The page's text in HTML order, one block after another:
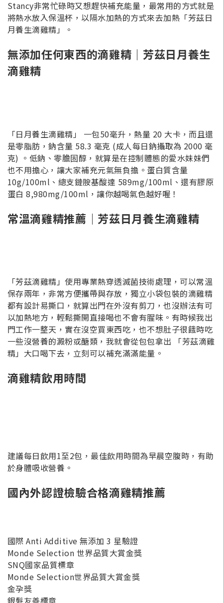
Stancy非常忙碌時又想趕快補充能量，最常用的方式就是
將熱水放入保溫杯，以隔水加熱的方式來去加熱「芳茲日
月養生滴雞精」。
無添加任何東西的滴雞精｜芳茲日月養生
滴雞精
「日月養生滴雞精」 一包50毫升，熱量 20 大卡，而且還
是零脂肪，鈉含量 58.3 毫克 (成人每日鈉攝取為 2000 毫
克) 。低鈉、零膽固醇，就算是在控制體態的愛水妹妹們
也不用擔心，讓大家補充元氣無負擔。蛋白質含量
10g/100ml、總支鏈胺基酸達 589mg/100ml、還有膠原
蛋白 8,980mg/100ml，讓你越喝氣色越好喔！
常溫滴雞精推薦｜芳茲日月養生滴雞精
「芳茲滴雞精」使用專業熱穿透滅菌技術處理，可以常溫
保存兩年，非常方便攜帶與存放，獨立小袋包裝的滴雞精
都有設計易撕口，就算出門在外沒有剪刀，也沒辦法有可
以加熱地方，輕鬆撕開直接喝也不會有腥味。有時候我出
門工作一整天，實在沒空買東西吃，也不想肚子很餓時吃
一些沒營養的澱粉或醣類，我就會從包包拿出 「芳茲滴雞
精」大口喝下去，立刻可以補充滿滿能量。
滴雞精飲用時間
建議每日飲用1至2包，最佳飲用時間為早晨空腹時，有助
於身體吸收營養。
國內外認證檢驗合格滴雞精推薦
國際 Anti Additive 無添加 3 星驗證
Monde Selection 世界品質大賞金獎
SNQ國家品質標章
Monde Selection世界品質大賞金獎
金孕獎
銀髮友善標章